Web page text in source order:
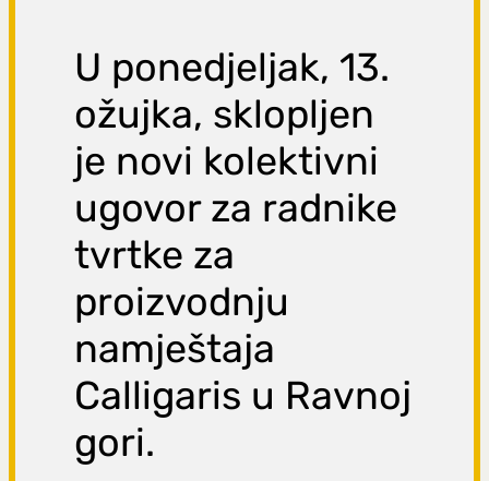
U ponedjeljak, 13.
ožujka, sklopljen
je novi kolektivni
ugovor za radnike
tvrtke za
proizvodnju
namještaja
Calligaris u Ravnoj
gori.